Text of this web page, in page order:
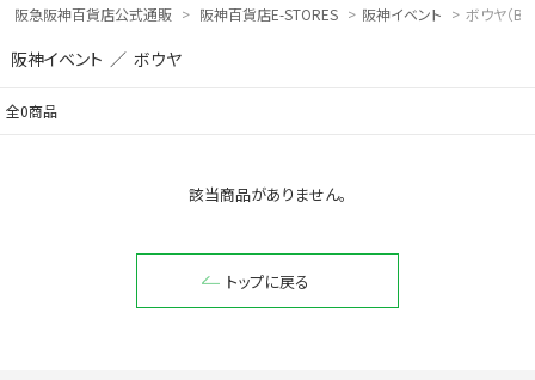
カテゴリー
閉じる
阪急阪神百貨店公式通販 阪神百貨店E-STORES 阪神イベント ボウヤ（
阪神イベント ／ ボウヤ
全0商品
該当商品がありません。
トップに戻る